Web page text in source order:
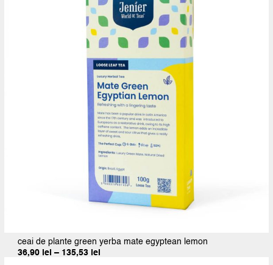
ceai de plante green yerba mate egyptean lemon
36,90 lei – 135,53 leiInterval